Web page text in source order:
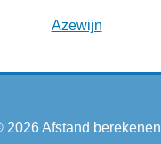
Azewijn
2026Afstand berekenen